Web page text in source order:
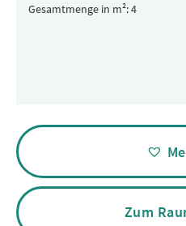
Gesamtmenge in m²:
Alternative:
Zum